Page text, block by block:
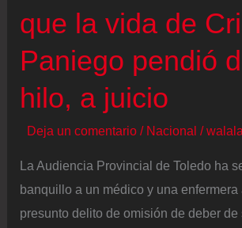
terremoto
en
que la vida de
Paniego pendió
hilo, a juicio
Deja un comentario / Nacional /
La Audiencia Provincial de Toledo ha
banquillo a un médico y una enfermera
presunto delito de omisión de deber de